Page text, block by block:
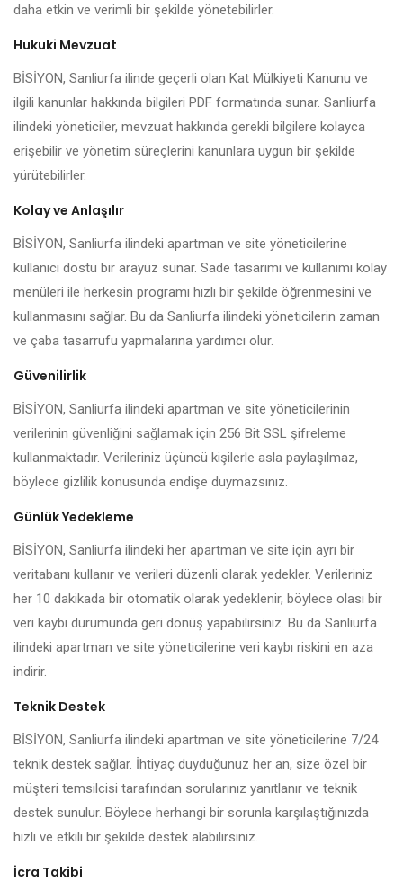
daha etkin ve verimli bir şekilde yönetebilirler.
Hukuki Mevzuat
BİSİYON, Sanliurfa ilinde geçerli olan Kat Mülkiyeti Kanunu ve
ilgili kanunlar hakkında bilgileri PDF formatında sunar. Sanliurfa
ilindeki yöneticiler, mevzuat hakkında gerekli bilgilere kolayca
erişebilir ve yönetim süreçlerini kanunlara uygun bir şekilde
yürütebilirler.
Kolay ve Anlaşılır
BİSİYON, Sanliurfa ilindeki apartman ve site yöneticilerine
kullanıcı dostu bir arayüz sunar. Sade tasarımı ve kullanımı kolay
menüleri ile herkesin programı hızlı bir şekilde öğrenmesini ve
kullanmasını sağlar. Bu da Sanliurfa ilindeki yöneticilerin zaman
ve çaba tasarrufu yapmalarına yardımcı olur.
Güvenilirlik
BİSİYON, Sanliurfa ilindeki apartman ve site yöneticilerinin
verilerinin güvenliğini sağlamak için 256 Bit SSL şifreleme
kullanmaktadır. Verileriniz üçüncü kişilerle asla paylaşılmaz,
böylece gizlilik konusunda endişe duymazsınız.
Günlük Yedekleme
BİSİYON, Sanliurfa ilindeki her apartman ve site için ayrı bir
veritabanı kullanır ve verileri düzenli olarak yedekler. Verileriniz
her 10 dakikada bir otomatik olarak yedeklenir, böylece olası bir
veri kaybı durumunda geri dönüş yapabilirsiniz. Bu da Sanliurfa
ilindeki apartman ve site yöneticilerine veri kaybı riskini en aza
indirir.
Teknik Destek
BİSİYON, Sanliurfa ilindeki apartman ve site yöneticilerine 7/24
teknik destek sağlar. İhtiyaç duyduğunuz her an, size özel bir
müşteri temsilcisi tarafından sorularınız yanıtlanır ve teknik
destek sunulur. Böylece herhangi bir sorunla karşılaştığınızda
hızlı ve etkili bir şekilde destek alabilirsiniz.
İcra Takibi